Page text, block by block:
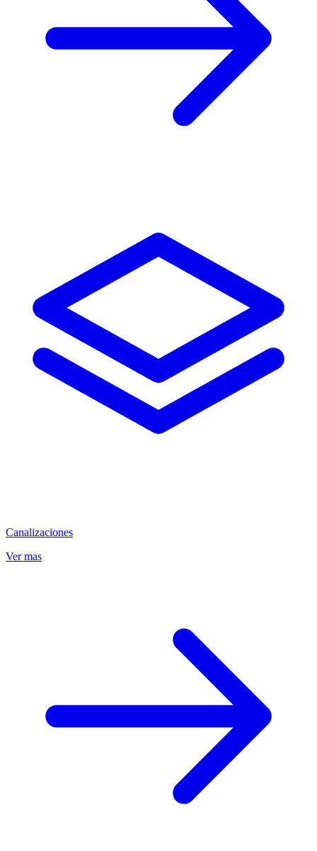
Canalizaciones
Ver mas